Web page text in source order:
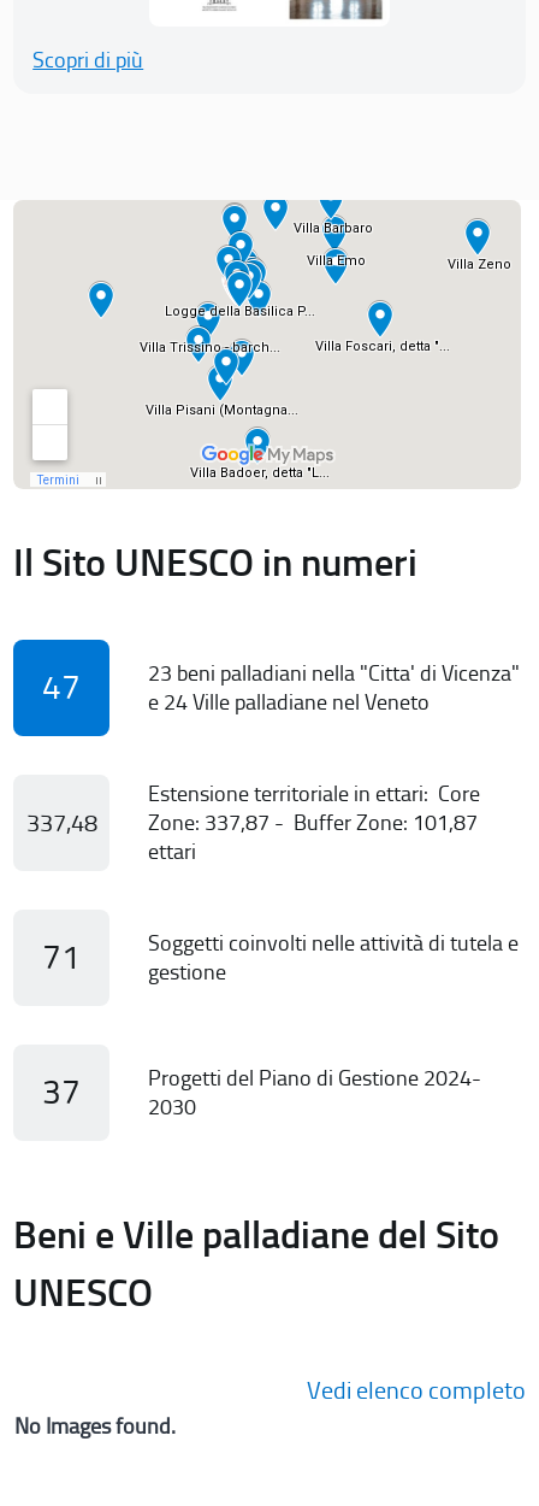
Scopri di più
Il Sito UNESCO in numeri
47
23 beni palladiani nella "Citta' di Vicenza"
e 24 Ville palladiane nel Veneto
337,48
Estensione territoriale in ettari: Core
Zone: 337,87 - Buffer Zone: 101,87
ettari
71
Soggetti coinvolti nelle attività di tutela e
gestione
37
Progetti del Piano di Gestione 2024-
2030
Beni e Ville palladiane del Sito
UNESCO
Vedi elenco completo
No Images found.